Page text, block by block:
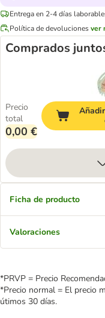
Entrega en 2-4 días
Política de devolucionesver
Comprados
Precio
total
0,00 €
Ficha de producto
Valoraciones
*PRVP = Precio
*Precio normal = El precio
útimos 30 días.